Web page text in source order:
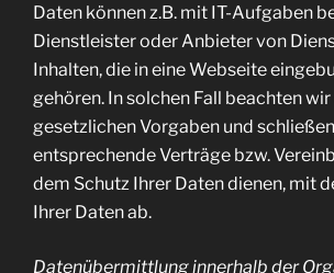
Daten können z.B. mit IT-Aufgaben
Dienstleister oder Anbieter von
Inhalten, die in eine Webseite
gehören. In solchen Fall beachten
gesetzlichen Vorgaben und
entsprechende Verträge bzw.
dem Schutz Ihrer Daten dienen, mit
Ihrer Daten ab.
Datenübermittlung innerhalb der